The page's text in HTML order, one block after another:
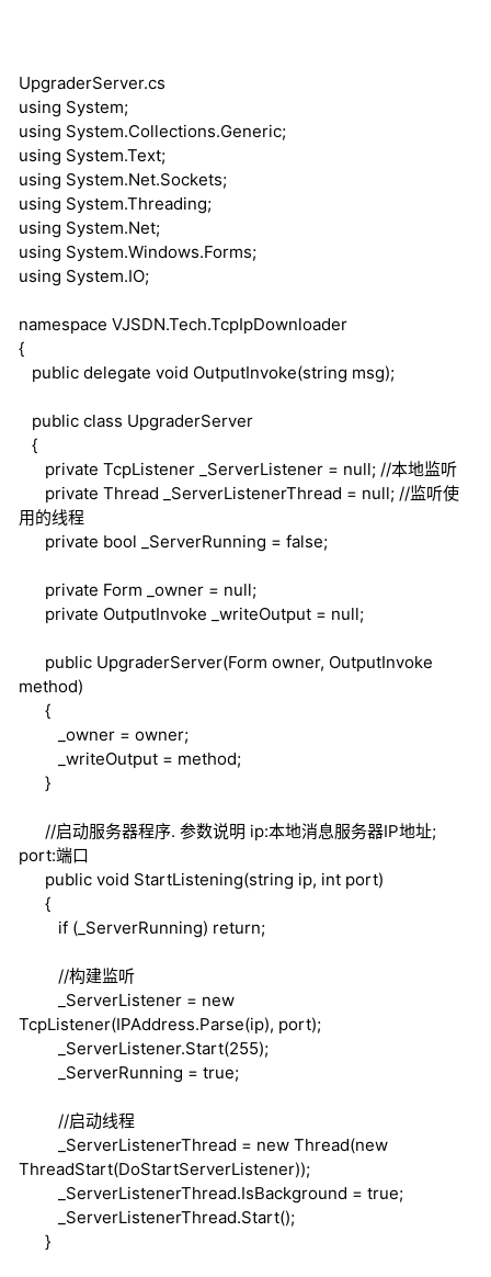
UpgraderServer.cs
using System;
using System.Collections.Generic;
using System.Text;
using System.Net.Sockets;
using System.Threading;
using System.Net;
using System.Windows.Forms;
using System.IO;
namespace VJSDN.Tech.TcpIpDownloader
{
public delegate void OutputInvoke(string msg);
public class UpgraderServer
{
private TcpListener _ServerListener = null; //本地监听
private Thread _ServerListenerThread = null; //监听使
用的线程
private bool _ServerRunning = false;
private Form _owner = null;
private OutputInvoke _writeOutput = null;
public UpgraderServer(Form owner, OutputInvoke
method)
{
_owner = owner;
_writeOutput = method;
}
//启动服务器程序. 参数说明 ip:本地消息服务器IP地址;
port:端口
public void StartListening(string ip, int port)
{
if (_ServerRunning) return;
//构建监听
_ServerListener = new
TcpListener(IPAddress.Parse(ip), port);
_ServerListener.Start(255);
_ServerRunning = true;
//启动线程
_ServerListenerThread = new Thread(new
ThreadStart(DoStartServerListener));
_ServerListenerThread.IsBackground = true;
_ServerListenerThread.Start();
}